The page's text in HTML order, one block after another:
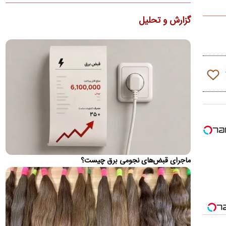
مکه
فقدان شفافیت در خصوص دشمن مشترکِ مدنظرِ این ائتلاف و…
ماجرای تیم‌داری استقلال در رشته ماهیگیری!
شایعه عجیبی چندی قبل در خصوص تیم‌داری باشگاه استقلال در
یک رشته عجیب بر سر زبان‌ها افتاده است!
محمدباقر خرازی: این کلیپ تقطیع شده و جعلی است
کلیپ دیگری از دبیرکل تشکیلات موسوم به حزب‌الله ایران در
شبکه‌های اجتماعی منتشر شده که گفته می‌شود، مربوط به
قیمت بازگشایی تنگه هرمز چقدر است؟
یک استاد دانشگاه قطر با اشاره به مذاکرات ایران و عمان درباره تردد
کشتی‌ها در تنگه هرمز، مدعی شد درخواست تهران برای…
ونس: ما در میانه بازی جنگ با ایران هستیم
جی دی ونس مدعی شد: آمریکا در حال تدوین طرحی برای تضمین
گزارش و تحلیل
ماجرای قبض‌های نجومی برق چیست؟